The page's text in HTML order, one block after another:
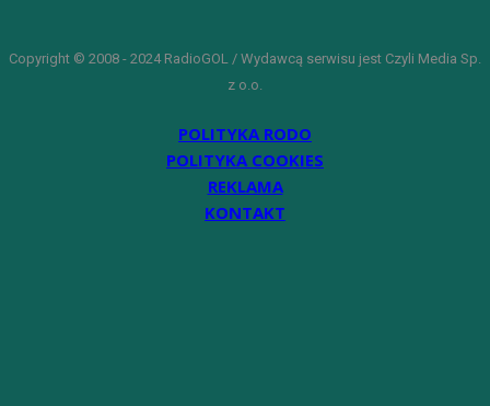
Copyright © 2008 - 2024 RadioGOL / Wydawcą serwisu jest Czyli Media Sp.
z o.o.
POLITYKA RODO
POLITYKA COOKIES
REKLAMA
KONTAKT